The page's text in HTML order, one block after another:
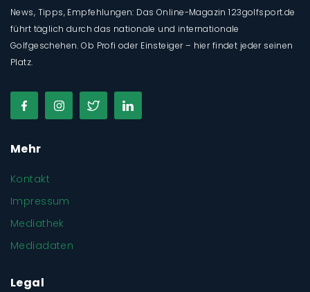
News, Tipps, Empfehlungen: Das Online-Magazin 123golfsport.de
führt täglich durch das nationale und internationale
Golfgeschehen. Ob Profi oder Einsteiger – hier findet jeder seinen
Platz.
Mehr
Kontakt
Impressum
Mediathek
Mediadaten
Legal